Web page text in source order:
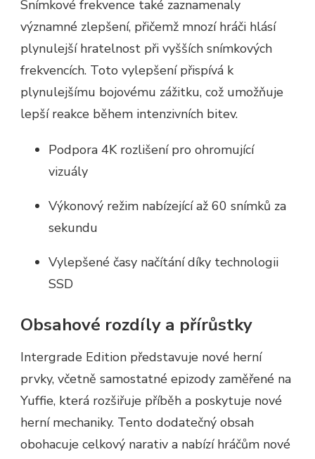
Snímkové frekvence také zaznamenaly
významné zlepšení, přičemž mnozí hráči hlásí
plynulejší hratelnost při vyšších snímkových
frekvencích. Toto vylepšení přispívá k
plynulejšímu bojovému zážitku, což umožňuje
lepší reakce během intenzivních bitev.
Podpora 4K rozlišení pro ohromující
vizuály
Výkonový režim nabízející až 60 snímků za
sekundu
Vylepšené časy načítání díky technologii
SSD
Obsahové rozdíly a přírůstky
Intergrade Edition představuje nové herní
prvky, včetně samostatné epizody zaměřené na
Yuffie, která rozšiřuje příběh a poskytuje nové
herní mechaniky. Tento dodatečný obsah
obohacuje celkový narativ a nabízí hráčům nové